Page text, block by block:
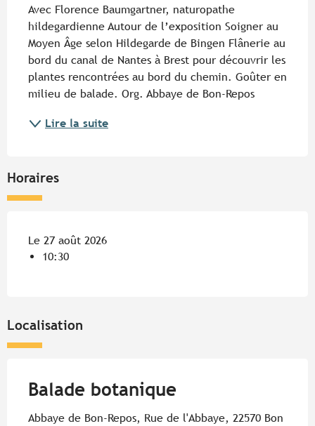
Avec Florence Baumgartner, naturopathe
hildegardienne Autour de l’exposition Soigner au
Moyen Âge selon Hildegarde de Bingen Flânerie au
bord du canal de Nantes à Brest pour découvrir les
plantes rencontrées au bord du chemin. Goûter en
milieu de balade. Org. Abbaye de Bon-Repos
Lire la suite
Horaires
Le 27 août 2026
10:30
Localisation
Balade botanique
Abbaye de Bon-Repos, Rue de l'Abbaye, 22570 Bon